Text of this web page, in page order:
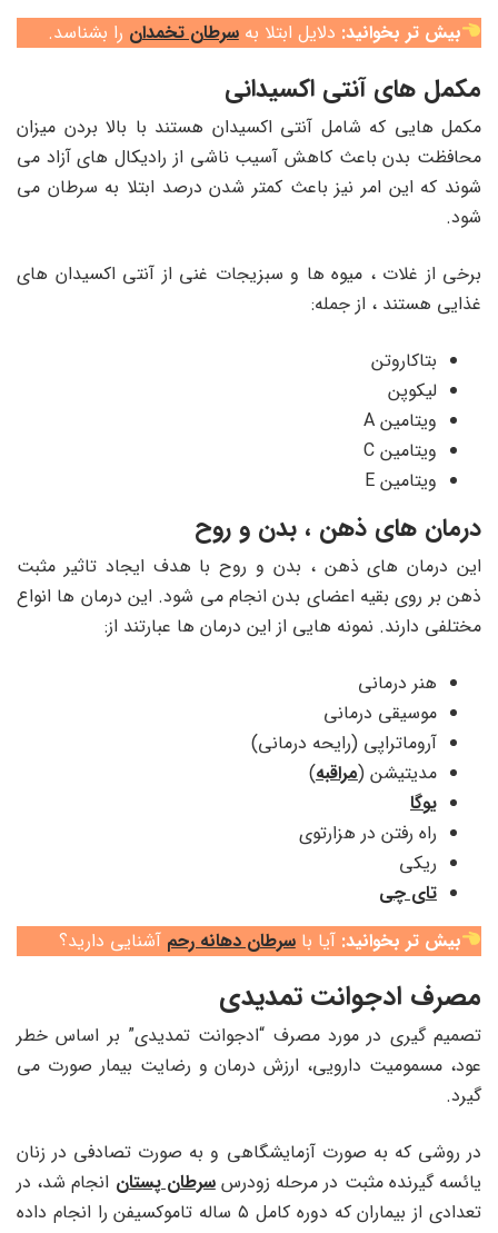
بیش تر بخوانید: دلایل ابتلا بهسرطان تخمدان را بشناسد.
مکمل های آنتی اکسیدانی
مکمل هایی که شامل آنتی اکسیدان هستند با بالا بردن میزان
محافظت بدن باعث کاهش آسیب ناشی از رادیکال های آزاد می
شوند که این امر نیز باعث کمتر شدن درصد ابتلا به سرطان می
شود.
برخی از غلات ، میوه ها و سبزیجات غنی از آنتی اکسیدان های
غذایی هستند ، از جمله:
بتاکاروتن
لیکوپن
ویتامین A
ویتامین C
ویتامین E
درمان های ذهن ، بدن و روح
این درمان های ذهن ، بدن و روح با هدف ایجاد تاثیر مثبت
ذهن بر روی بقیه اعضای بدن انجام می شود. این درمان ها انواع
مختلفی دارند. نمونه هایی از این درمان ها عبارتند از:
هنر درمانی
موسیقی درمانی
آروماتراپی (رایحه درمانی)
مدیتیشن (مراقبه)
یوگا
راه رفتن در هزارتوی
ریکی
تای چی
بیش تر بخوانید: آیا باسرطان دهانه رحم آشنایی دارید؟
مصرف ادجوانت تمدیدی
تصمیم گیری در مورد مصرف “ادجوانت تمدیدی” بر اساس خطر
عود، مسمومیت دارویی، ارزش درمان و رضایت بیمار صورت می
گیرد.
در روشی که به صورت آزمایشگاهی و به صورت تصادفی در زنان
یائسه گیرنده مثبت در مرحله زودرسسرطان پستان انجام شد، در
تعدادی از بیماران که دوره کامل ۵ ساله تاموکسیفن را انجام داده